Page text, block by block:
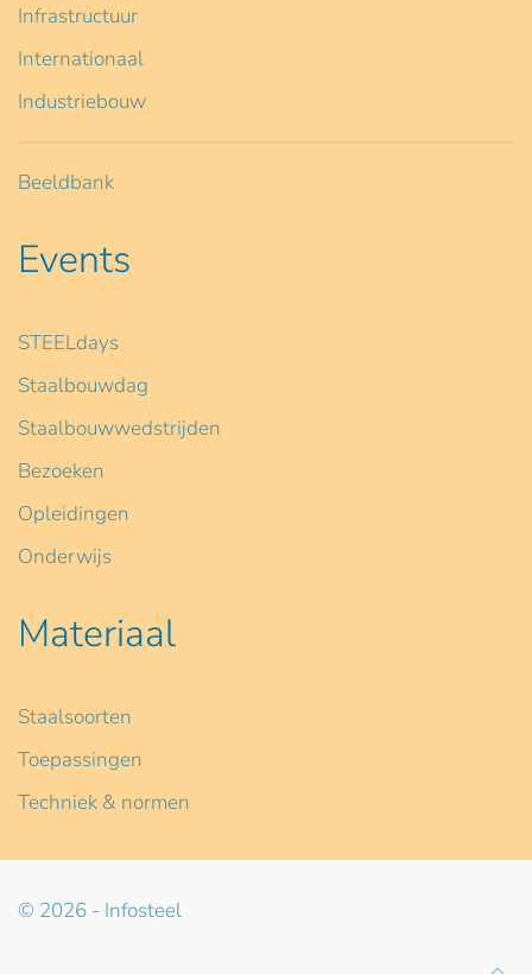
Infrastructuur
Internationaal
Industriebouw
Beeldbank
Events
STEELdays
Staalbouwdag
Staalbouwwedstrijden
Bezoeken
Opleidingen
Onderwijs
Materiaal
Staalsoorten
Toepassingen
Techniek & normen
© 2026 - Infosteel